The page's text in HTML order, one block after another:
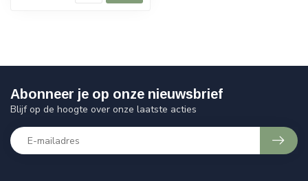
Abonneer je op onze nieuwsbrief
Blijf op de hoogte over onze laatste acties